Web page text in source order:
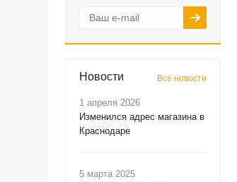
Новости Все новости
1 апреля 2026
Изменился адрес магазина в
Краснодаре
5 марта 2025